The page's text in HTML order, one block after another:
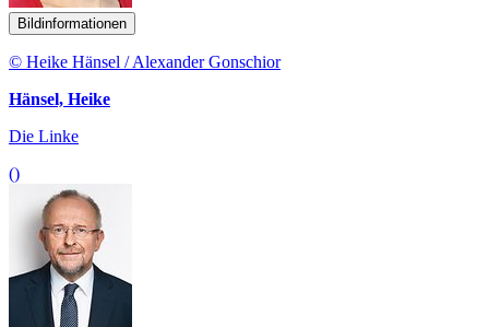
Bildinformationen
© Heike Hänsel / Alexander Gonschior
Hänsel, Heike
Die Linke
()